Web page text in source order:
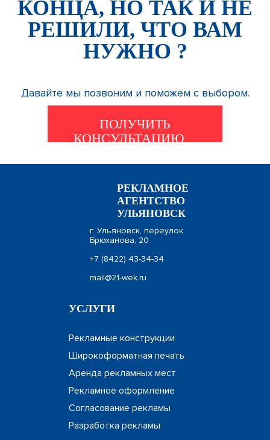
КОНЦА, НО ТАК И НЕ
РЕШИЛИ, ЧТО ВАМ
НУЖНО ?
Давайте мы позвоним и поможем с выбором.
ПОЛУЧИТЬ
КОНСУЛЬТАЦИЮ
РЕКЛАМНОЕ
АГЕНТСТВО
УЛЬЯНОВСК
г. Ульяновск, переулок
Брюханова, 20
+7 (8422) 43-34-34
mail@21-wek.ru
УСЛУГИ
Рекламные конструкции
Широкоформатная печать
Аренда рекламных мест
Рекламное оформление
Согласование рекламы
Разработка рекламы